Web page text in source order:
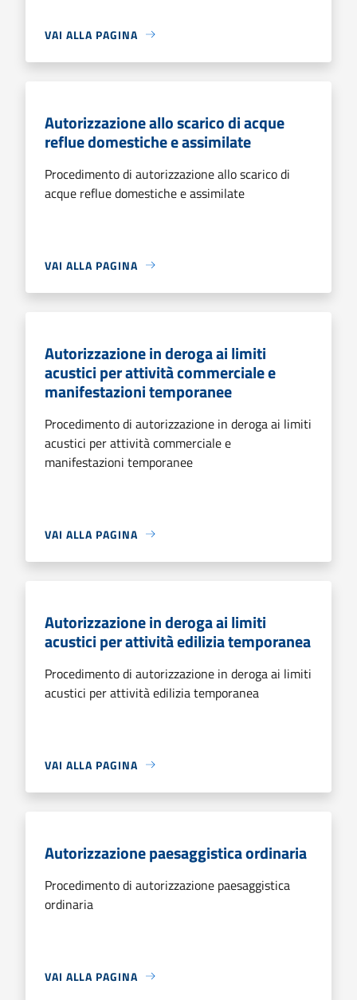
VAI ALLA PAGINA
Autorizzazione allo scarico di acque
reflue domestiche e assimilate
Procedimento di autorizzazione allo scarico di
acque reflue domestiche e assimilate
VAI ALLA PAGINA
Autorizzazione in deroga ai limiti
acustici per attività commerciale e
manifestazioni temporanee
Procedimento di autorizzazione in deroga ai limiti
acustici per attività commerciale e
manifestazioni temporanee
VAI ALLA PAGINA
Autorizzazione in deroga ai limiti
acustici per attività edilizia temporanea
Procedimento di autorizzazione in deroga ai limiti
acustici per attività edilizia temporanea
VAI ALLA PAGINA
Autorizzazione paesaggistica ordinaria
Procedimento di autorizzazione paesaggistica
ordinaria
VAI ALLA PAGINA